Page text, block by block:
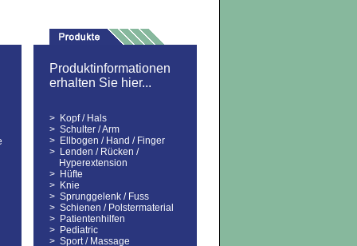
Produktinformationen
erhalten Sie hier...
> Kopf / Hals
> Schulter / Arm
> Ellbogen / Hand / Finger
> Lenden / Rücken /
Hyperextension
> Hüfte
> Knie
> Sprunggelenk / Fuss
> Schienen / Polstermaterial
> Patientenhilfen
> Pediatric
> Sport / Massage